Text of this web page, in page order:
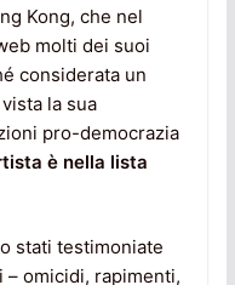
Kong, che nel
molti dei suoi
considerata un
la sua
pro-democrazia
è nella lista
stati testimoniate
– omicidi, rapimenti,